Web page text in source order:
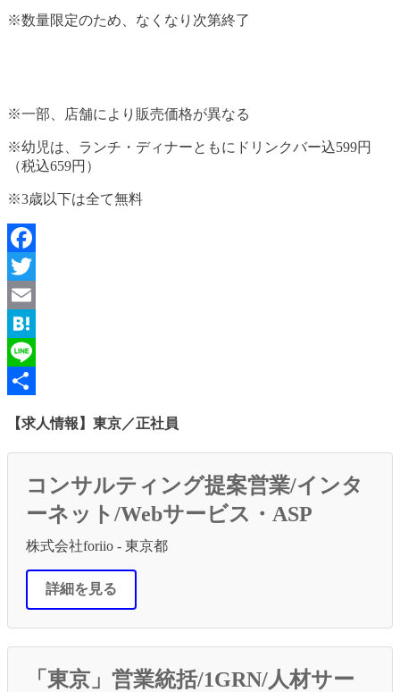
※数量限定のため、なくなり次第終了
※一部、店舗により販売価格が異なる
※幼児は、ランチ・ディナーともにドリンクバー込599円
（税込659円）
※3歳以下は全て無料
Facebook
Twitter
Email
Hatena
Line
【求人情報】東京／正社員
コンサルティング提案営業/インタ
ーネット/Webサービス・ASP
株式会社foriio - 東京都
詳細を見る
「東京」営業統括/1GRN/人材サー